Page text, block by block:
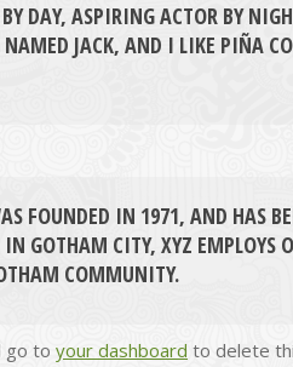
DAY, ASPIRING ACTOR BY
NAMED JACK, AND I LIKE PIÑA
FOUNDED IN 1971, AND HAS
GOTHAM CITY, XYZ EMPLOYS
COMMUNITY.
go to your dashboard to delete